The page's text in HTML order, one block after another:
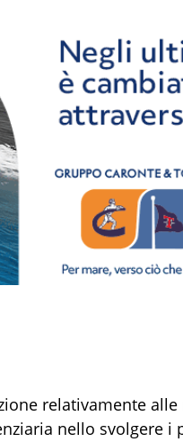
relativamente
nello svolgere